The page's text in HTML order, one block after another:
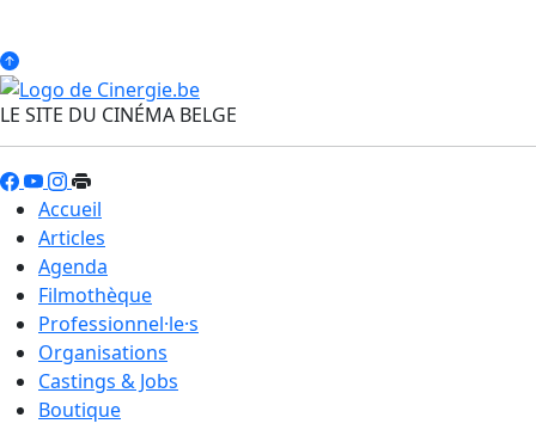
LE SITE DU CINÉMA BELGE
Accueil
Articles
Agenda
Filmothèque
Professionnel·le·s
Organisations
Castings & Jobs
Boutique